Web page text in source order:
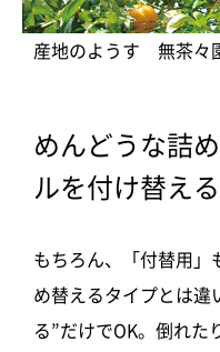
産地のようす 無茶々
めんどうな詰
ルを付け替え
もちろん、「付替用」
め替えるタイプとは違
る”だけでOK。倒れた